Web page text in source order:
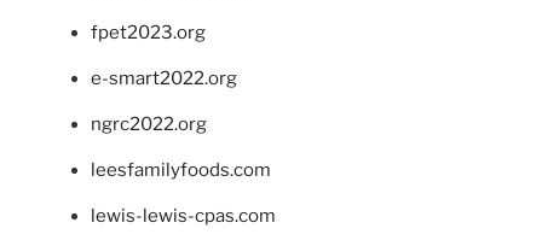
fpet2023.org
e-smart2022.org
ngrc2022.org
leesfamilyfoods.com
lewis-lewis-cpas.com